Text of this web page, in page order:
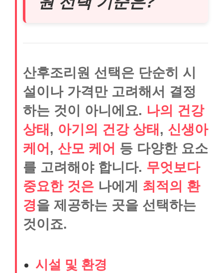
산후조리원 선택은 단순히 시
설이나 가격만 고려해서 결정
하는 것이 아니에요. 나의 건강
상태 , 아기의 건강 상태 , 신생아
케어 , 산모 케어 등 다양한 요소
를 고려해야 합니다. 무엇보다
중요한 것은 나에게 최적의 환
경을 제공하는 곳을 선택하는
것이죠.
시설 및 환경